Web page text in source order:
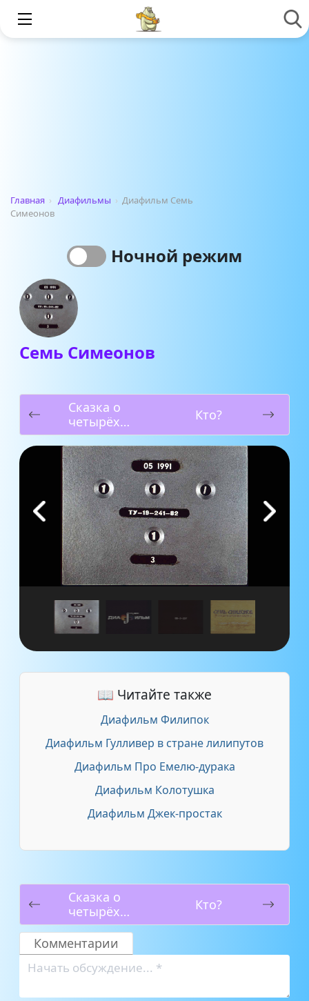
Главная › Диафильмы › Диафильм Семь
Симеонов
Ночной режим
Семь Симеонов
Сказка о
четырёх
котятах и
четырёх
ребятах
Кто?
📖 Читайте также
Диафильм Филипок
Диафильм Гулливер в стране лилипутов
Диафильм Про Емелю-дурака
Диафильм Колотушка
Диафильм Джек-простак
Сказка о
четырёх
котятах и
четырёх
ребятах
Кто?
Комментарии